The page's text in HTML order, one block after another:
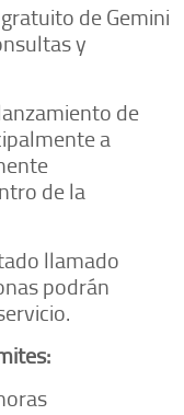
de Gemini
y
de
a
de la
llamado
podrán